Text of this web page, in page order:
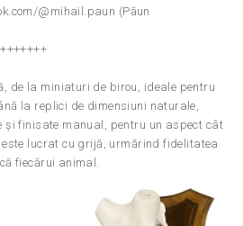
@mihail.paun (Păun
de la miniaturi de birou, ideale pentru
la replici de dimensiuni naturale,
și finisate manual, pentru un aspect cât
lucrat cu grijă, urmărind fidelitatea
fiecărui animal.